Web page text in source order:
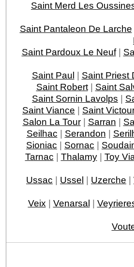
Saint Merd Les
Saint Pantaleon De Larche
Saint Pardoux Le Neuf|
Saint Paul | Saint Priest
Saint Robert| Saint
Saint Sornin Lavolps |
Saint Viance | Saint
Salon La Tour| Sarran |
Seilhac | Serandon |
Sioniac | Sornac |
Tarnac | Thalamy| Toy
Ussac | Ussel | Uzerche |
Veix | Venarsal |